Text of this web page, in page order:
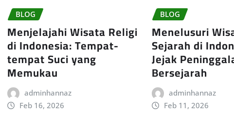
BLOG
Menjelajahi Wisata Religi
di Indonesia: Tempat-
tempat Suci yang
Memukau
adminhannaz
Feb 16, 2026
BLOG
Menelusuri
Sejarah di
Jejak
Bersejarah
adminhannaz
Feb 11, 2026